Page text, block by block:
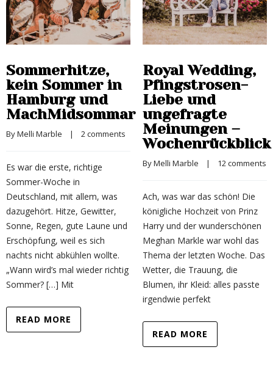
Sommerhitze,
kein Sommer in
Hamburg und
MachMidsommar
By Melli Marble
    |
2 comments
Es war die erste, richtige
Sommer-Woche in
Deutschland, mit allem, was
dazugehört. Hitze, Gewitter,
Sonne, Regen, gute Laune und
Erschöpfung, weil es sich
nachts nicht abkühlen wollte.
„Wann wird’s mal wieder richtig
Sommer? […] Mit
READ MORE
Royal Wedding,
Pfingstrosen-
Liebe und
ungefragte
Meinungen –
Wochenrückblick
By Melli Marble
    |
12 comments
Ach, was war das schön! Die
königliche Hochzeit von Prinz
Harry und der wunderschönen
Meghan Markle war wohl das
Thema der letzten Woche. Das
Wetter, die Trauung, die
Blumen, ihr Kleid: alles passte
irgendwie perfekt
READ MORE